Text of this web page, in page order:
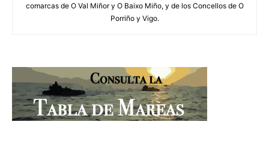
comarcas de O Val Miñor y O Baixo Miño, y de los Concellos de O
Porriño y Vigo.